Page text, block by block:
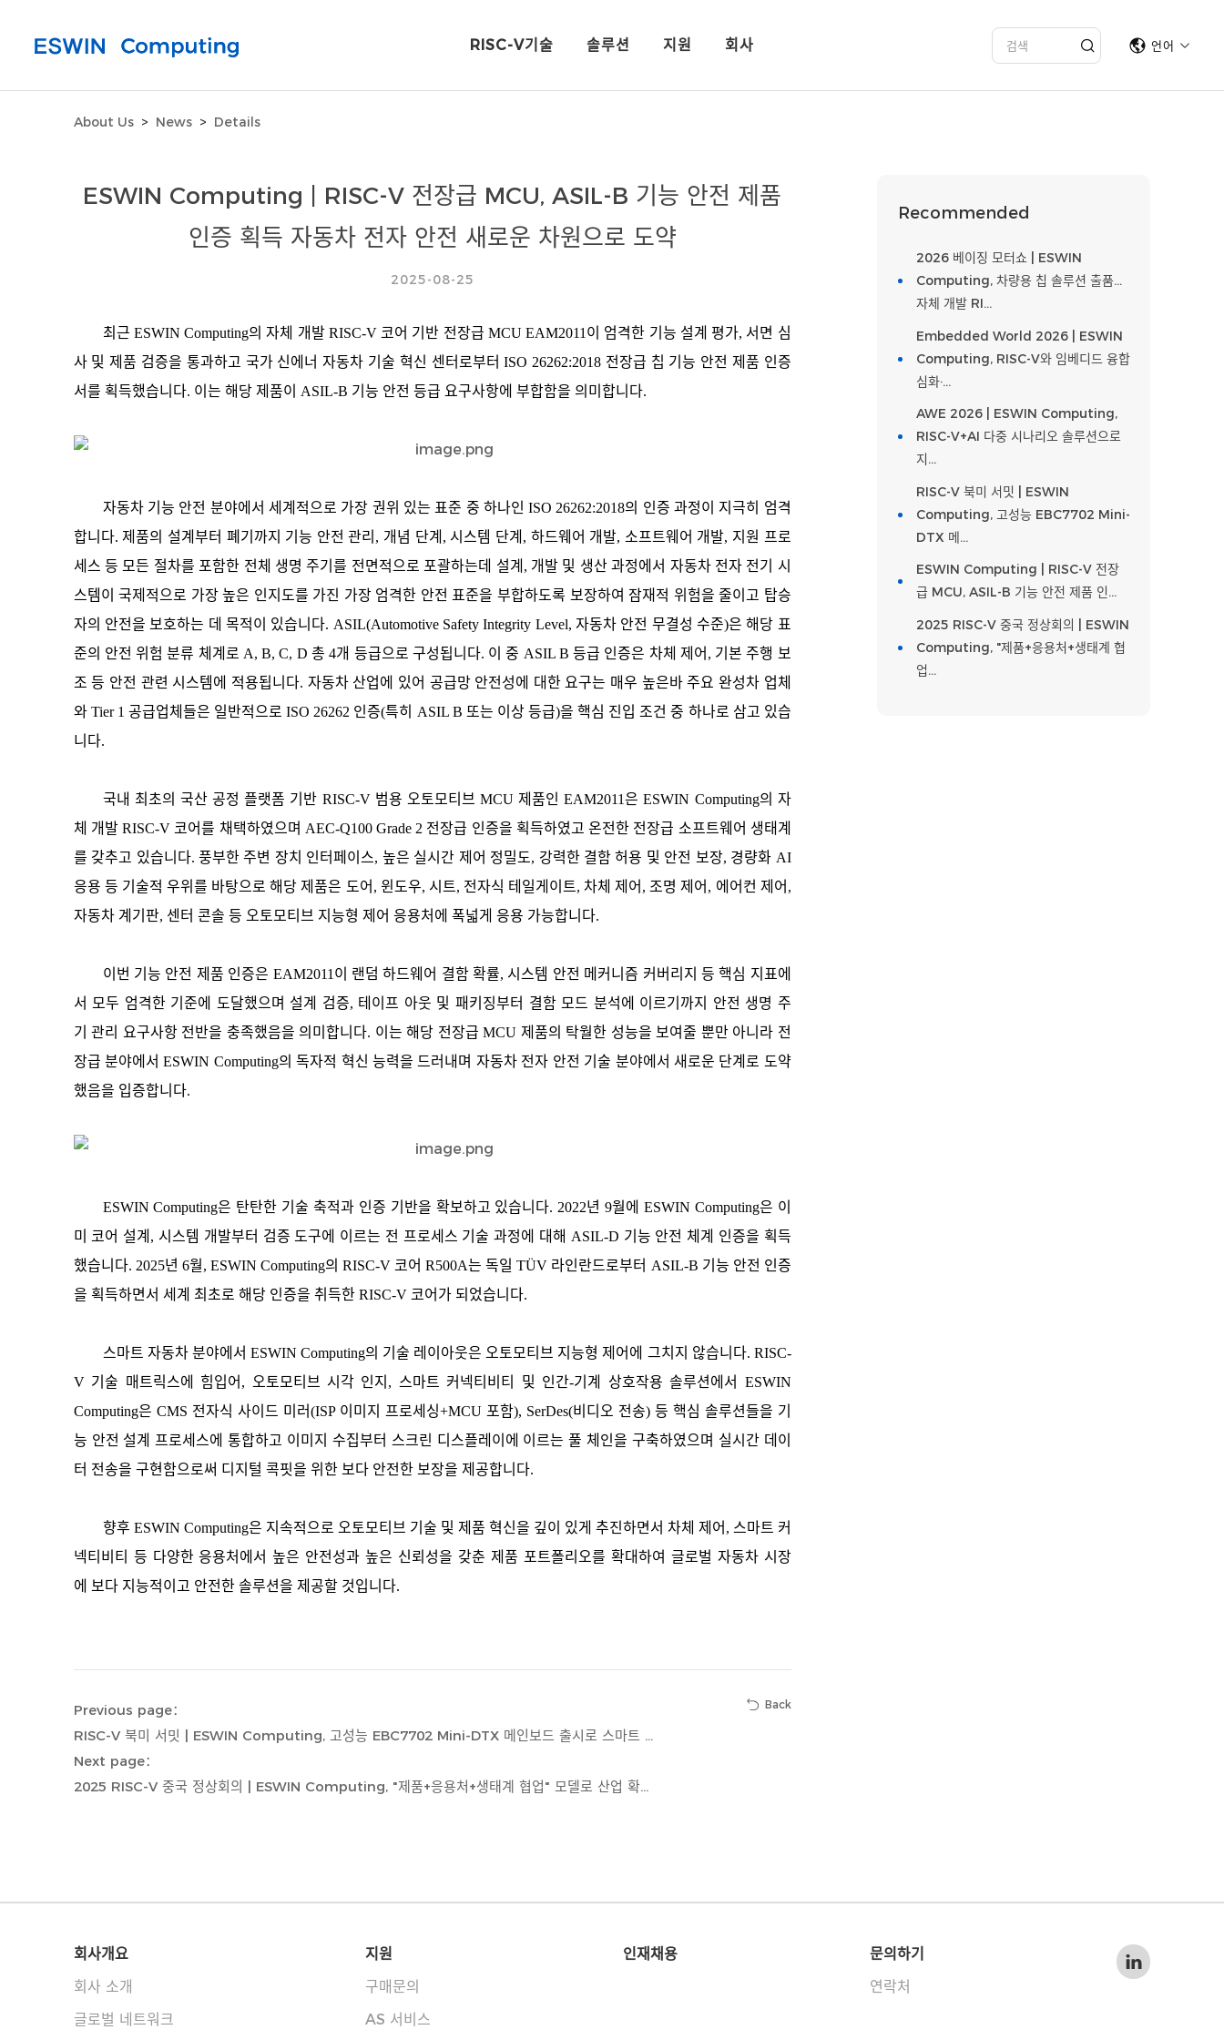
RISC-V기술 솔루션 지원 회사 언어
About Us> News> Details
ESWIN Computing | RISC-V 전장급 MCU, ASIL-B 기능 안전 제품
인증 획득 자동차 전자 안전 새로운 차원으로 도약
2025-08-25
최근 ESWIN Computing의 자체 개발 RISC-V 코어 기반 전장급 MCU EAM2011이 엄격한 기능 설계 평가, 서면 심
사 및 제품 검증을 통과하고 국가 신에너 자동차 기술 혁신 센터로부터 ISO 26262:2018 전장급 칩 기능 안전 제품 인증
서를 획득했습니다. 이는 해당 제품이 ASIL-B 기능 안전 등급 요구사항에 부합함을 의미합니다.
자동차 기능 안전 분야에서 세계적으로 가장 권위 있는 표준 중 하나인 ISO 26262:2018의 인증 과정이 지극히 엄격
합니다. 제품의 설계부터 폐기까지 기능 안전 관리, 개념 단계, 시스템 단계, 하드웨어 개발, 소프트웨어 개발, 지원 프로
세스 등 모든 절차를 포함한 전체 생명 주기를 전면적으로 포괄하는데 설계, 개발 및 생산 과정에서 자동차 전자 전기 시
스템이 국제적으로 가장 높은 인지도를 가진 가장 엄격한 안전 표준을 부합하도록 보장하여 잠재적 위험을 줄이고 탑승
자의 안전을 보호하는 데 목적이 있습니다. ASIL(Automotive Safety Integrity Level, 자동차 안전 무결성 수준)은 해당 표
준의 안전 위험 분류 체계로 A, B, C, D 총 4개 등급으로 구성됩니다. 이 중 ASIL B 등급 인증은 차체 제어, 기본 주행 보
조 등 안전 관련 시스템에 적용됩니다. 자동차 산업에 있어 공급망 안전성에 대한 요구는 매우 높은바 주요 완성차 업체
와 Tier 1 공급업체들은 일반적으로 ISO 26262 인증(특히 ASIL B 또는 이상 등급)을 핵심 진입 조건 중 하나로 삼고 있습
니다.
국내 최초의 국산 공정 플랫폼 기반 RISC-V 범용 오토모티브 MCU 제품인 EAM2011은 ESWIN Computing의 자
체 개발 RISC-V 코어를 채택하였으며 AEC-Q100 Grade 2 전장급 인증을 획득하였고 온전한 전장급 소프트웨어 생태계
를 갖추고 있습니다. 풍부한 주변 장치 인터페이스, 높은 실시간 제어 정밀도, 강력한 결함 허용 및 안전 보장, 경량화 AI
응용 등 기술적 우위를 바탕으로 해당 제품은 도어, 윈도우, 시트, 전자식 테일게이트, 차체 제어, 조명 제어, 에어컨 제어,
자동차 계기판, 센터 콘솔 등 오토모티브 지능형 제어 응용처에 폭넓게 응용 가능합니다.
이번 기능 안전 제품 인증은 EAM2011이 랜덤 하드웨어 결함 확률, 시스템 안전 메커니즘 커버리지 등 핵심 지표에
서 모두 엄격한 기준에 도달했으며 설계 검증, 테이프 아웃 및 패키징부터 결함 모드 분석에 이르기까지 안전 생명 주
기 관리 요구사항 전반을 충족했음을 의미합니다. 이는 해당 전장급 MCU 제품의 탁월한 성능을 보여줄 뿐만 아니라 전
장급 분야에서 ESWIN Computing의 독자적 혁신 능력을 드러내며 자동차 전자 안전 기술 분야에서 새로운 단계로 도약
했음을 입증합니다.
ESWIN Computing은 탄탄한 기술 축적과 인증 기반을 확보하고 있습니다. 2022년 9월에 ESWIN Computing은 이
미 코어 설계, 시스템 개발부터 검증 도구에 이르는 전 프로세스 기술 과정에 대해 ASIL-D 기능 안전 체계 인증을 획득
했습니다. 2025년 6월, ESWIN Computing의 RISC-V 코어 R500A는 독일 TÜV 라인란드로부터 ASIL-B 기능 안전 인증
을 획득하면서 세계 최초로 해당 인증을 취득한 RISC-V 코어가 되었습니다.
스마트 자동차 분야에서 ESWIN Computing의 기술 레이아웃은 오토모티브 지능형 제어에 그치지 않습니다. RISC-
V 기술 매트릭스에 힘입어, 오토모티브 시각 인지, 스마트 커넥티비티 및 인간-기계 상호작용 솔루션에서 ESWIN
Computing은 CMS 전자식 사이드 미러(ISP 이미지 프로세싱+MCU 포함), SerDes(비디오 전송) 등 핵심 솔루션들을 기
능 안전 설계 프로세스에 통합하고 이미지 수집부터 스크린 디스플레이에 이르는 풀 체인을 구축하였으며 실시간 데이
터 전송을 구현함으로써 디지털 콕핏을 위한 보다 안전한 보장을 제공합니다.
향후 ESWIN Computing은 지속적으로 오토모티브 기술 및 제품 혁신을 깊이 있게 추진하면서 차체 제어, 스마트 커
넥티비티 등 다양한 응용처에서 높은 안전성과 높은 신뢰성을 갖춘 제품 포트폴리오를 확대하여 글로벌 자동차 시장
에 보다 지능적이고 안전한 솔루션을 제공할 것입니다.
Previous page：
RISC-V 북미 서밋 | ESWIN Computing, 고성능 EBC7702 Mini-DTX 메인보드 출시로 스마트 컴퓨팅의 새로운 엔진 가동
Next page：
2025 RISC-V 중국 정상회의 | ESWIN Computing, "제품+응용처+생태계 협업" 모델로 산업 확산 가속화
Back
Recommended
2026 베이징 모터쇼 | ESWIN
Computing, 차량용 칩 솔루션 출품…
자체 개발 RI…
Embedded World 2026 | ESWIN
Computing, RISC-V와 임베디드 융합
심화·…
AWE 2026 | ESWIN Computing,
RISC-V+AI 다중 시나리오 솔루션으로
지…
RISC-V 북미 서밋 | ESWIN
Computing, 고성능 EBC7702 Mini-
DTX 메…
ESWIN Computing | RISC-V 전장
급 MCU, ASIL-B 기능 안전 제품 인…
2025 RISC-V 중국 정상회의 | ESWIN
Computing, "제품+응용처+생태계 협
업…
회사개요
회사 소개
글로벌 네트워크
지원
구매문의
AS 서비스
인재채용
문의하기
연락처